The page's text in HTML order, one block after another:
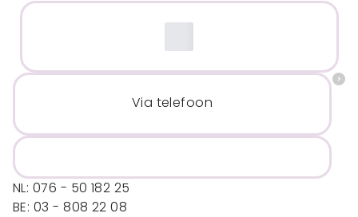
Via telefoon
NL: 076 - 50 182 25
BE: 03 - 808 22 08